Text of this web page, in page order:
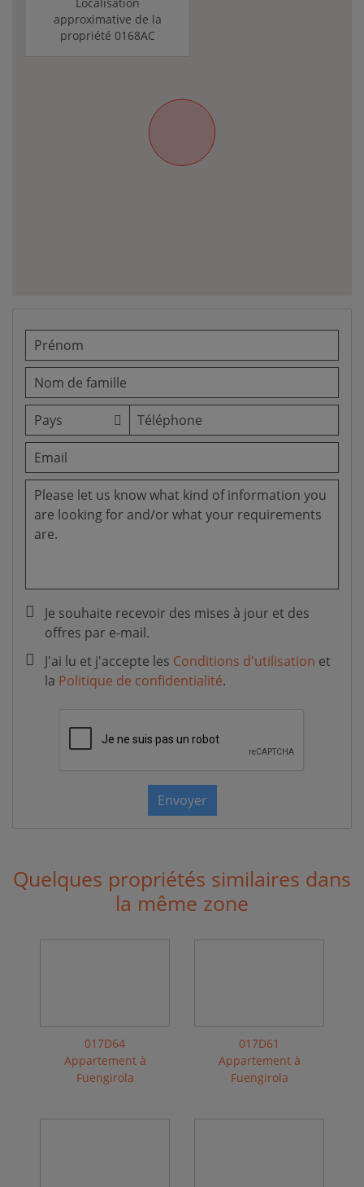
approximative de la
propriété 0168AC
Je souhaite recevoir des mises à jour et des
offres par e-mail.
J'ai lu et j'accepte les Conditions d'utilisation et
la Politique de confidentialité.
Envoyer
Quelques propriétés similaires dans
la même zone
017D64
Appartement à
Fuengirola
017D61
Appartement à
Fuengirola